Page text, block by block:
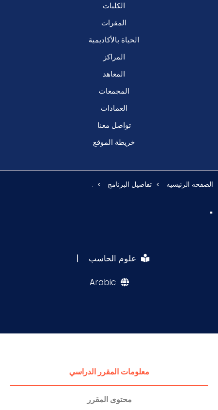
الكليات
المقرات
الحياة بالأكاديمية
المراكز
المعاهد
المجمعات
العمادات
تواصل معنا
خريطة الموقع
الصفحه الرئيسيه تفاصيل البرنامج .
.
علوم الحاسب |
Arabic
معلومات المقرر الدراسي
محتوى المقرر